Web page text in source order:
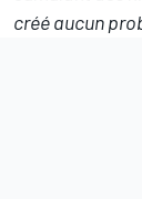
créé aucun